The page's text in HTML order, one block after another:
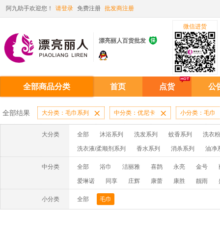
阿九助手欢迎您！ 请登录 免费注册 批发商注册
漂亮丽人百货批发 
微信进货
全部商品分类 首页 点货 公
全部结果 大分类：毛巾系列  中分类：优尼卡  小分类：毛巾
大分类 全部 沐浴系列 洗发系列 蚊香系列 洗衣
洗衣液/柔顺剂系列 香水系列 消杀系列 油净
啫喱膏/水系列 厨房油污系列 玻璃/地板/清洁系
牙膏系列 牙刷系列 固发定型系列 染发系列
洗洁精系列 保健品系列 雨伞系列家用帆布洗洁
中分类 全部 浴巾 洁丽雅 喜鹊 永亮 金号
爱琳诺 同享 庄辉 康蕾 康胜 靓雨
牧绵人 星雨竹
小分类 全部 毛巾